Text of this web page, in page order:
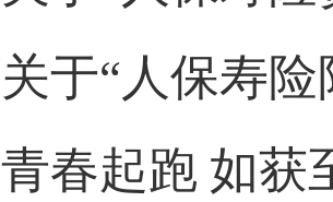
关于“人保寿
青春起跑 如获